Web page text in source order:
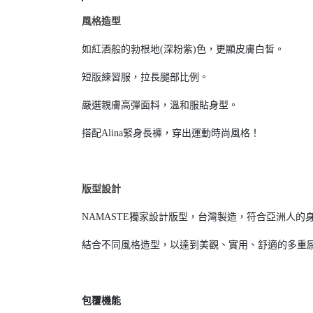
風格造型
如紅酒般的勃根地(深粉紫)色，更顯皮膚白皙。
短版練習服，拉長腿部比例。
嚴選親膚高彈面料，溫和服貼身型。
搭配Alina緊身長褲，穿出運動時尚風格！
版型設計
NAMASTE獨家設計版型，台灣製造，符合亞洲人的
結合不同風格造型，以達到美觀、實用、舒適的多重
包覆機能